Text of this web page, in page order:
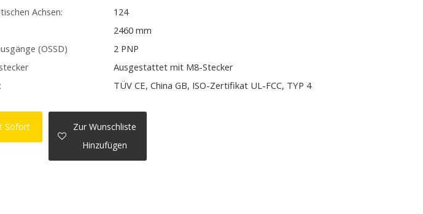
Achsen:
124
2460 mm
(OSSD)
2 PNP
Ausgestattet mit M8-Stecker
TÜV CE, China GB, ISO-Zertifikat UL-FCC, TYP 4
Sofort
Zur Wunschliste
Hinzufügen